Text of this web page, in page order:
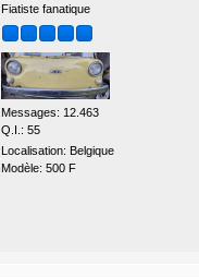
Fiatiste fanatique
Messages: 12.463
Q.I.: 55
Localisation: Belgique
Modèle: 500 F